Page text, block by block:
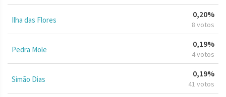
Ilha das Flores
0,20%
8 votos
Pedra Mole
0,19%
4 votos
Simão Dias
0,19%
41 votos